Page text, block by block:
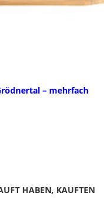
– mehrfach
HABEN, KAUFTEN